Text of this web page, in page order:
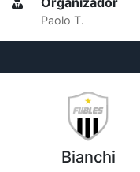
Paolo T.
Bianchi